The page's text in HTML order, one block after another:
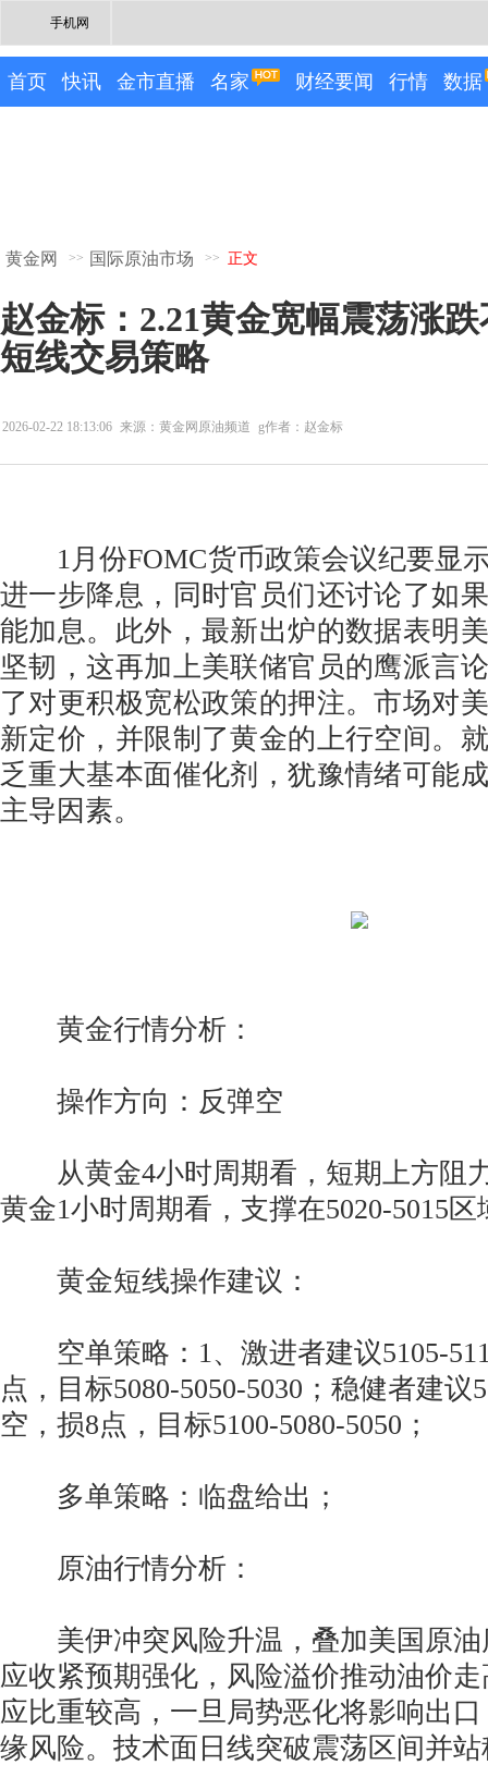
手机网
首页 快讯 金市直播 名家 财经要闻 行情 数据
黄金网 >> 国际原油市场 >> 正文
赵金标：2.21黄金宽幅震荡涨
短线交易策略
2026-02-22 18:13:06 来源：黄金网原油频道 g作者：赵金标
1月份FOMC货币政策会议纪要显
进一步降息，同时官员们还讨论了如
能加息。此外，最新出炉的数据表明
坚韧，这再加上美联储官员的鹰派言
了对更积极宽松政策的押注。市场对
新定价，并限制了黄金的上行空间。
乏重大基本面催化剂，犹豫情绪可能
主导因素。
黄金行情分析：
操作方向：反弹空
从黄金4小时周期看，短期上方阻力
黄金1小时周期看，支撑在5020-5015区
黄金短线操作建议：
空单策略：1、激进者建议5105-
点，目标5080-5050-5030；稳健者建议
空，损8点，目标5100-5080-5050；
多单策略：临盘给出；
原油行情分析：
美伊冲突风险升温，叠加美国原油
应收紧预期强化，风险溢价推动油价
应比重较高，一旦局势恶化将影响出
缘风险。技术面日线突破震荡区间并